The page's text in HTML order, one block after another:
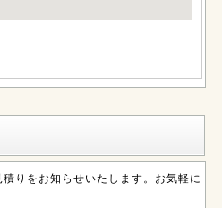
りをお知らせいたします。お気軽に